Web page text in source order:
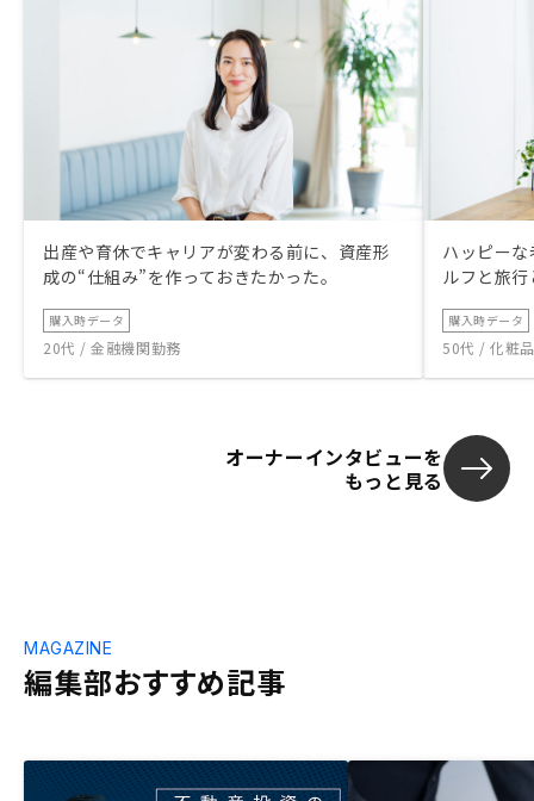
出産や育休でキャリアが変わる前に、資産形
成の“仕組み”を作っておきたかった。
購入時データ
20代 / 金融機関勤務
ハッピー
ルフと旅
購入時データ
50代 / 化粧
オーナーインタビューを
もっと見る
編集部おすすめ記事
MAGAZINE